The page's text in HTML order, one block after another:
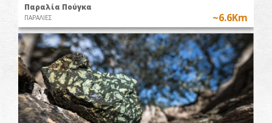
Παραλία Πούγκα
ΠΑΡΑΛΙΕΣ ~6.6Km